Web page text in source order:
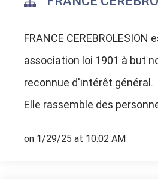
FRANCE CEREBROLESION
association loi 1901 à but
reconnue d'intérêt général.
Elle rassemble des
on 1/29/25 at 10:02 AM